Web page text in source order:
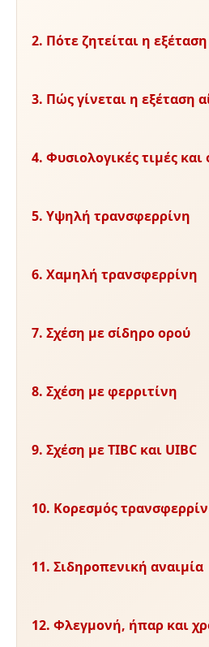
2. Πότε ζητείται η εξέταση
3. Πώς γίνεται η εξέταση
4. Φυσιολογικές τιμές και
5. Υψηλή τρανσφερρίνη
6. Χαμηλή τρανσφερρίνη
7. Σχέση με σίδηρο ορού
8. Σχέση με φερριτίνη
9. Σχέση με TIBC και UIBC
10. Κορεσμός
11. Σιδηροπενική αναιμία
12. Φλεγμονή, ήπαρ και